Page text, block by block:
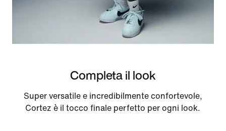
Completa il look
Super versatile e incredibilmente confortevole,
Cortez è il tocco finale perfetto per ogni look.